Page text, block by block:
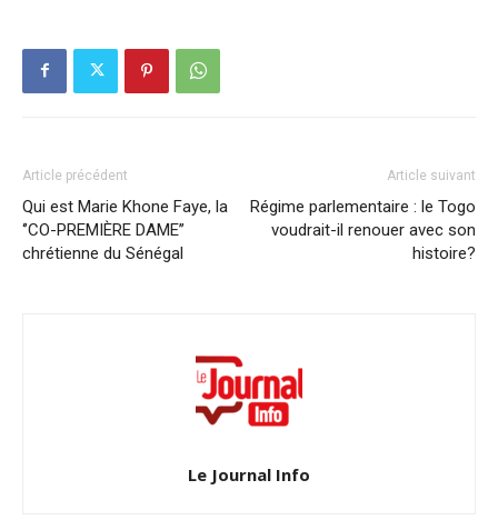
Article précédent
Qui est Marie Khone Faye, la
‘’CO-PREMIÈRE DAME’’
chrétienne du Sénégal
Article suivant
Régime parlementaire : le Togo
voudrait-il renouer avec son
histoire?
Le Journal Info